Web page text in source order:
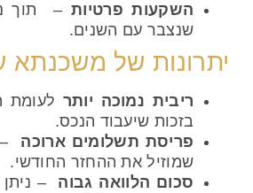
השקעות פרטיות– תוך
שנצבר עם השנים.
יתרונות של משכנתא
ריבית נמוכה יותר לעומת
בזכות שיעבוד הנכס.
פריסת תשלומים ארוכה
שמוזיל את ההחזר החודשי.
סכום הלוואה גבוה